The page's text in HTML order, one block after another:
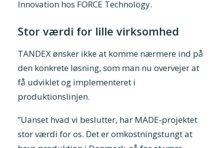
Innovation hos FORCE Technology.
Stor værdi for lille virksomhed
TANDEX ønsker ikke at komme nærmere ind på
den konkrete løsning, som man nu overvejer at
få udviklet og implementeret i
produktionslinjen.
”Uanset hvad vi beslutter, har MADE-projektet
stor værdi for os. Det er omkostningstungt at